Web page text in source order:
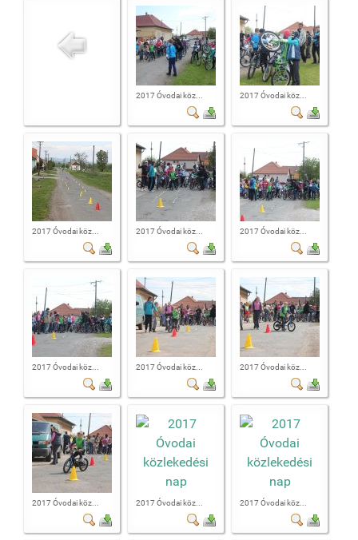
2017 Óvodai köz... 2017 Óvodai köz...
2017 Óvodai köz... 2017 Óvodai köz... 2017 Óvodai köz...
2017 Óvodai köz... 2017 Óvodai köz... 2017 Óvodai köz...
2017 Óvodai köz... 2017 Óvodai köz... 2017 Óvodai köz...